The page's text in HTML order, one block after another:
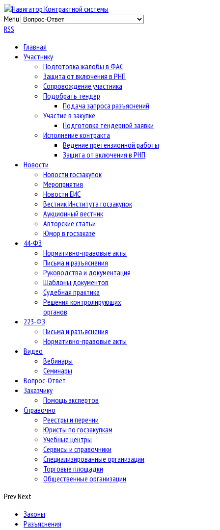
Menu
RSS
Главная
Участнику
Подготовка жалобы в ФАС
Защита от включения в РНП
Сопровождение участника
Подобрать тендер
Подача запроса разъяснений
Участие в закупке
Подготовка тендерной заявки
Исполнение контракта
Ведение претензионной работы
Защита от включения в РНП
Новости
Новости госзакупок
Мероприятия
Новости ЕИС
Вестник Института госзакупок
Аукционный вестник
Авторские статьи
Юмор в госзаказе
44-ФЗ
Нормативно-правовые акты
Письма и разъяснения
Руководства и документация
Шаблоны документов
Судебная практика
Решения контролирующих
органов
223-ФЗ
Письма и разъяснения
Нормативно-правовые акты
Видео
Вебинары
Семинары
Вопрос-Ответ
Заказчику
Помощь экспертов
Справочно
Реестры и перечни
Юристы по госзакупкам
Учебные центры
Сервисы и справочники
Специализированные организации
Торговые площадки
Общественные организации
PrevNext
Законы
Разъяснения